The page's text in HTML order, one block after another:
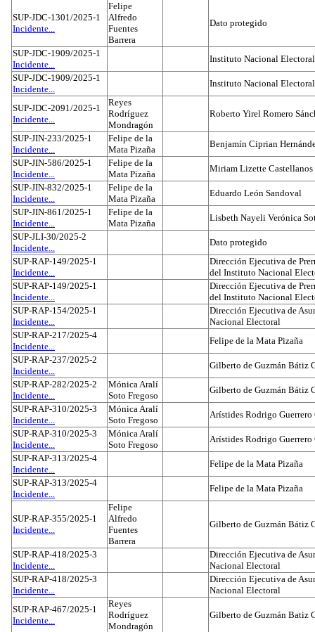
SUP-JDC-1301/2025-1
Incidente...
Felipe
Alfredo
Fuentes
Barrera
Dato protegido
SUP-JDC-1909/2025-1
Incidente...
Instituto Nacional Electoral
SUP-JDC-1909/2025-1
Incidente...
Instituto Nacional Electoral
SUP-JDC-2091/2025-1
Incidente...
Reyes
Rodríguez
Mondragón
Roberto Yirel Romero
SUP-JIN-233/2025-1
Incidente...
Felipe de la
Mata Pizaña
Benjamín Ciprian
SUP-JIN-586/2025-1
Incidente...
Felipe de la
Mata Pizaña
Miriam Lizette Castellanos
SUP-JIN-832/2025-1
Incidente...
Felipe de la
Mata Pizaña
Eduardo León Sandoval
SUP-JIN-861/2025-1
Incidente...
Felipe de la
Mata Pizaña
Lisbeth Nayeli Verónica
SUP-JLI-30/2025-2
Incidente...
Dato protegido
SUP-RAP-149/2025-1
Incidente...
Dirección Ejecutiva de
del Instituto Nacional
SUP-RAP-149/2025-1
Incidente...
Dirección Ejecutiva de
del Instituto Nacional
SUP-RAP-154/2025-1
Incidente...
Dirección Ejecutiva de
Nacional Electoral
SUP-RAP-217/2025-4
Incidente...
Felipe de la Mata Pizaña
SUP-RAP-237/2025-2
Incidente...
Gilberto de Guzmán Bátiz
SUP-RAP-282/2025-2
Incidente...
Mónica Aralí
Soto Fregoso
Gilberto de Guzmán Bátiz
SUP-RAP-310/2025-3
Incidente...
Mónica Aralí
Soto Fregoso
Arístides Rodrigo Guerrero
SUP-RAP-310/2025-3
Incidente...
Mónica Aralí
Soto Fregoso
Arístides Rodrigo Guerrero
SUP-RAP-313/2025-4
Incidente...
Felipe de la Mata Pizaña
SUP-RAP-313/2025-4
Incidente...
Felipe de la Mata Pizaña
SUP-RAP-355/2025-1
Incidente...
Felipe
Alfredo
Fuentes
Barrera
Gilberto de Guzmán Bátiz
SUP-RAP-418/2025-3
Incidente...
Dirección Ejecutiva de
Nacional Electoral
SUP-RAP-418/2025-3
Incidente...
Dirección Ejecutiva de
Nacional Electoral
SUP-RAP-467/2025-1
Incidente...
Reyes
Rodríguez
Mondragón
Gilberto de Guzmán Batiz